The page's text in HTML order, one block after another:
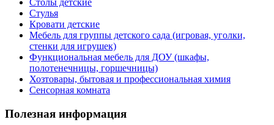
Столы детские
Стулья
Кровати детские
Мебель для группы детского сада (игровая, уголки,
стенки для игрушек)
Функциональная мебель для ДОУ (шкафы,
полотенечницы, горшечницы)
Хозтовары, бытовая и профессиональная химия
Сенсорная комната
Полезная информация